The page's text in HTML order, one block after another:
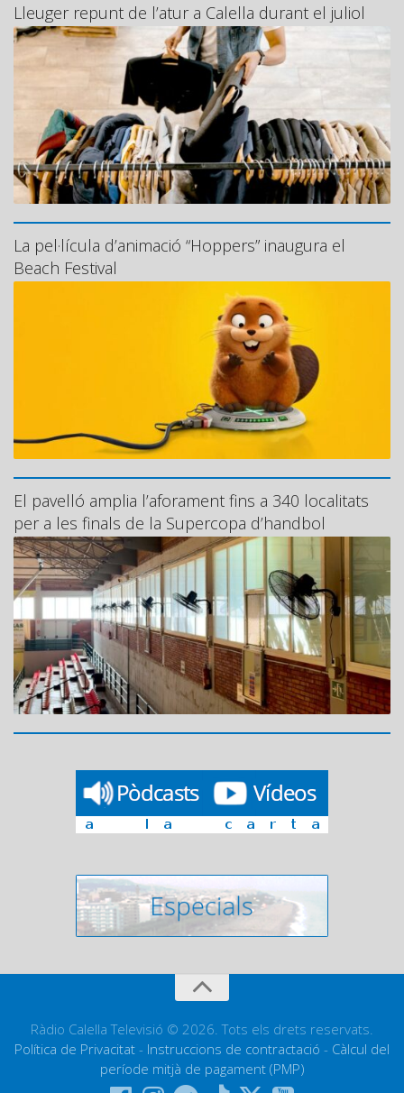
Lleuger repunt de l’atur a Calella durant el juliol
La pel·lícula d’animació “Hoppers” inaugura el
Beach Festival
El pavelló amplia l’aforament fins a 340 localitats
per a les finals de la Supercopa d’handbol
Ràdio Calella Televisió © 2026. Tots els drets reservats.
Política de Privacitat - Instruccions de contractació - Càlcul del
període mitjà de pagament (PMP)